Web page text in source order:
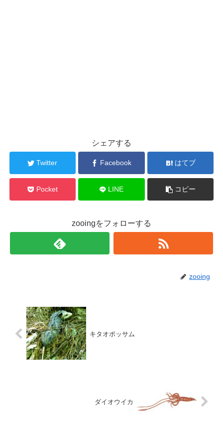
シェアする
Twitter Facebook はてブ
Pocket LINE コピー
zooingをフォローする
zooing
キタオポッサム
ダイオウイカ